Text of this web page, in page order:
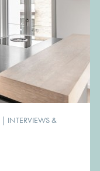
| INTERVIEWS &